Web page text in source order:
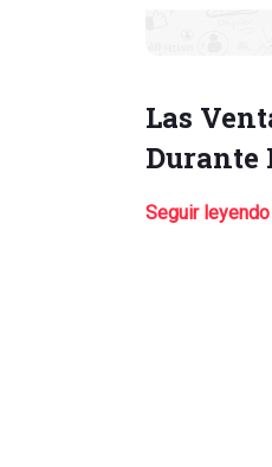
Las
Durante
Seguir leyendo